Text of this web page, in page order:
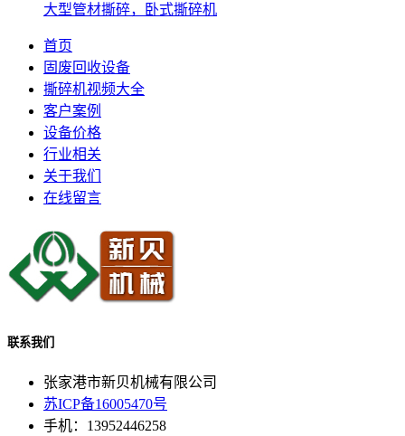
大型管材撕碎，卧式撕碎机
首页
固废回收设备
撕碎机视频大全
客户案例
设备价格
行业相关
关于我们
在线留言
联系我们
张家港市新贝机械有限公司
苏ICP备16005470号
手机：13952446258